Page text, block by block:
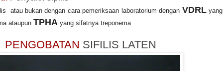
atau bukan dengan cara pemeriksaan laboratorium dengan VDRLyang
ataupun TPHA yang sifatnya treponema
PENGOBATAN SIFILIS LATEN